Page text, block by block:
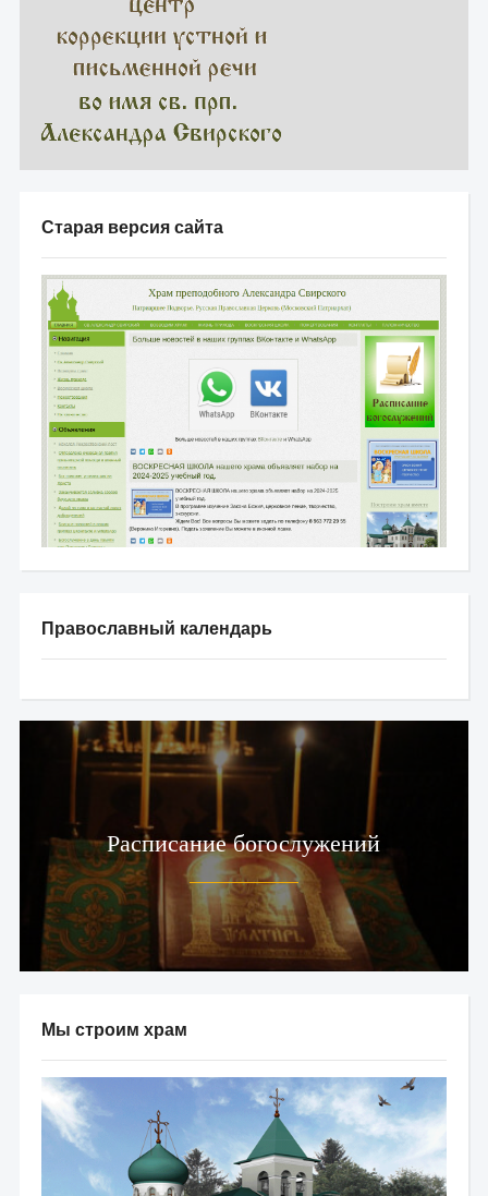
Старая версия сайта
Православный календарь
Расписание богослужений
Мы строим храм